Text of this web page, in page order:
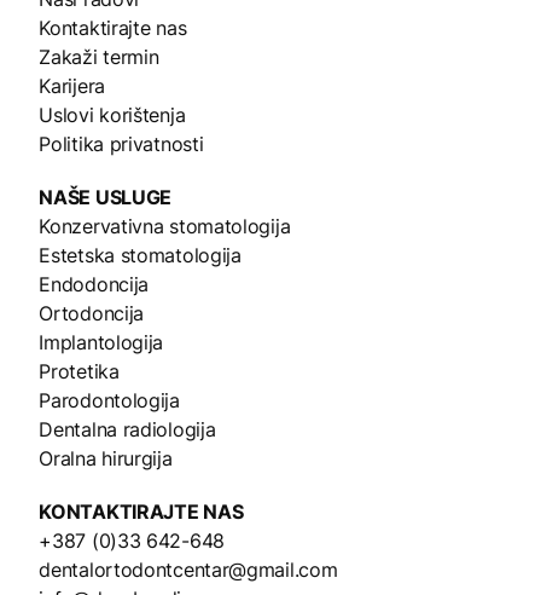
Kontaktirajte nas
Zakaži termin
Karijera
Uslovi korištenja
Politika privatnosti
NAŠE USLUGE
Konzervativna stomatologija
Estetska stomatologija
Endodoncija
Ortodoncija
Implantologija
Protetika
Parodontologija
Dentalna radiologija
Oralna hirurgija
KONTAKTIRAJTE NAS
+387 (0)33 642-648
dentalortodontcentar@gmail.com